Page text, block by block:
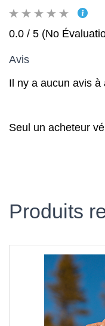
0.0 / 5 (No
Avis
Il ny a aucun avis à
Seul un acheteur
Produits